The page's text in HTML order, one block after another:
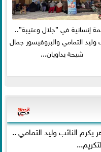
إنسانية في ”جلال وعتيبة”..
وليد التمامي والبروفيسور جمال
شيحة يداويان...
يكرم النائب وليد التمامي ..